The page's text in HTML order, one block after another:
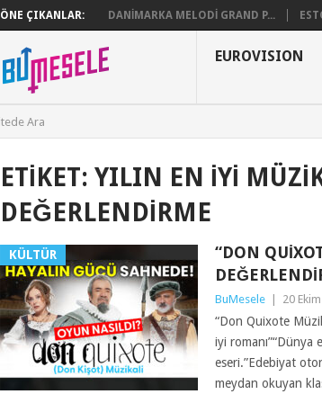
ÖNE ÇIKANLAR: DANIMARKA MELODI GRAND P...
EUROVISION
ETIKET: YILIN EN IYI
DEĞERLENDIRME
KÜLTÜR
“DON
BuMesele 20
“Don Quixote
iyi romanı”“Dünya
eseri.”Edebiyat
meydan okuyan